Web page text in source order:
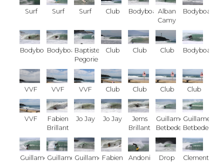
Surf Surf Surf Club BodyboardAlban
Camy
Bodyboard
BodyboardBodyboardBaptiste
Pegorie
Club Club Club Bodyboard
VVF VVF VVF Club Club Club Club
VVF
Fabien
Brillant
Jo Jay Jo Jay
Jems
Brillant
Guillame
Betbeder
Guillame
Betbeder
Guillame Guillame Guillame Fabien
Andoni
Drop
Clement